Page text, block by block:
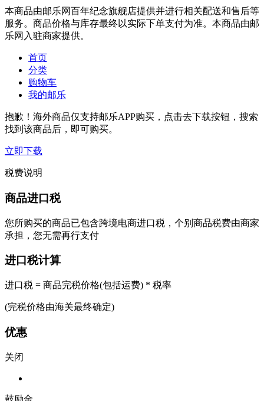
本商品由邮乐网百年纪念旗舰店提供并进行相关配送和售后等
服务。商品价格与库存最终以实际下单支付为准。本商品由邮
乐网入驻商家提供。
首页
分类
购物车
我的邮乐
抱歉！海外商品仅支持邮乐APP购买，点击去下载按钮，搜索
找到该商品后，即可购买。
立即下载
税费说明
商品进口税
您所购买的商品已包含跨境电商进口税，个别商品税费由商家
承担，您无需再行支付
进口税计算
进口税 = 商品完税价格(包括运费) * 税率
(完税价格由海关最终确定)
优惠
关闭
鼓励金